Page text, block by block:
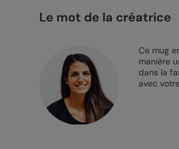
Le mot de la créatrice
Ce mug
manière
dans la
avec